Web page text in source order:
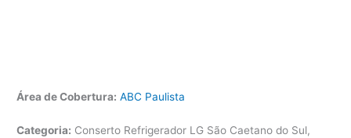
Área de Cobertura: ABC Paulista
Categoria: Conserto Refrigerador LG São Caetano do Sul,